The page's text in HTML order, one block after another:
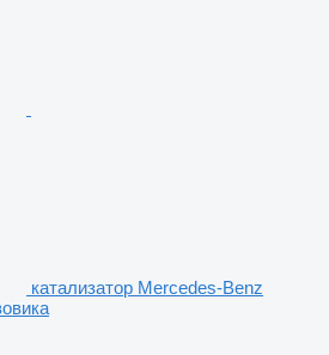
катализатор Mercedes-Benz